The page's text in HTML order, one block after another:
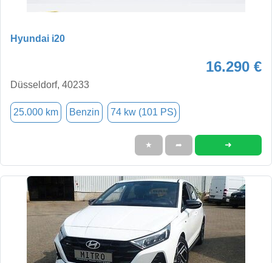
Hyundai i20
16.290 €
Düsseldorf, 40233
25.000 km Benzin 74 kw (101 PS)
★ ➦ ➜